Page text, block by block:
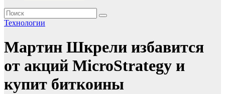
Технологии
Мартин Шкрели избавится
от акций MicroStrategy и
купит биткоины